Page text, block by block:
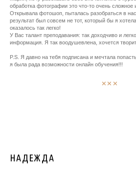
обработка фотографии это что-то очень сложное
Открывала фотошоп, пыталась разобраться в
результат был совсем не тот, который бы я
оказалось так легко!
У Вас талант преподавания: так доходчиво и
информация. Я так воодушевлена, хочется
P.S. Я давно на тебя подписана и мечтала
я была рада возможности онлайн обучения!!!
✕✕✕
НАДЕЖДА